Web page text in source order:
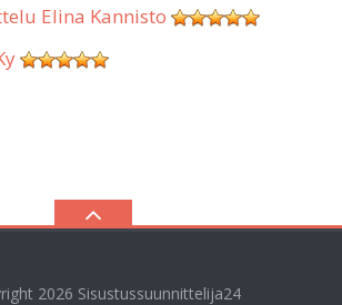
Elina Kannisto
2026 Sisustussuunnittelija24